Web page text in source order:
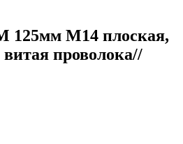
М14 плоская,
проволока//